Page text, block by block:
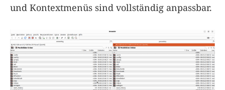
und Kontextmenüs sind vollständig anpassbar.